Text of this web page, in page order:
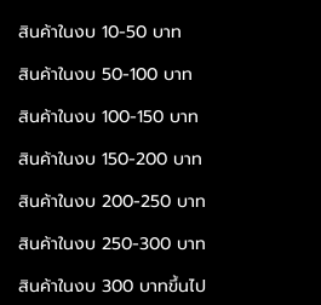
สินค้าในงบ 10-50 บาท
สินค้าในงบ 50-100 บาท
สินค้าในงบ 100-150 บาท
สินค้าในงบ 150-200 บาท
สินค้าในงบ 200-250 บาท
สินค้าในงบ 250-300 บาท
สินค้าในงบ 300 บาทขึ้นไป